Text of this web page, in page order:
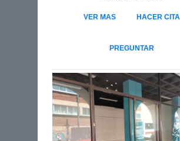
VER MAS HACER CITA
PREGUNTAR